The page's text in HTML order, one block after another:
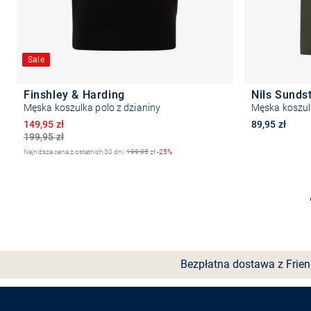
Sale
Finshley & Harding
Męska koszulka polo z dzianiny
199,95 zł
Obniżona cena
149,95 zł
Najniższa cena z ostatnich 30 dni:199,95zł-25%
Nils
Męska
89,95 zł
Bezpłatna dostawa z